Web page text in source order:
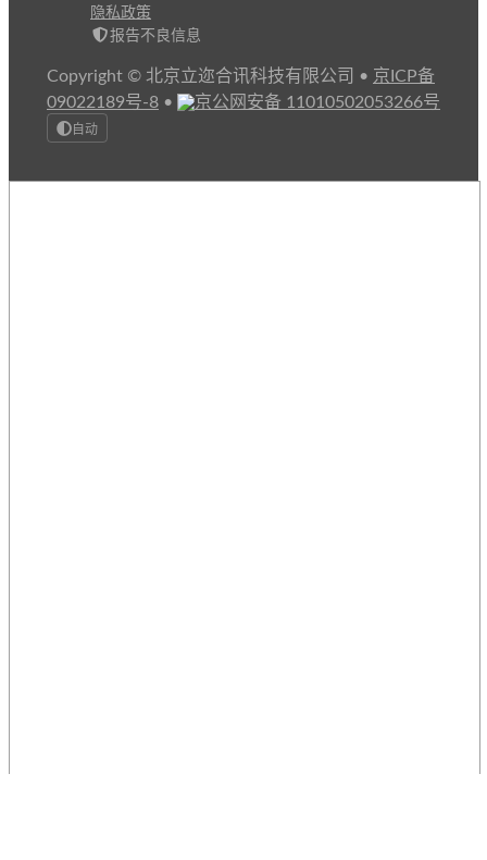
隐私政策
报告不良信息
Copyright © 北京立迩合讯科技有限公司 • 京ICP备
09022189号-8 • 京公网安备 11010502053266号
自动